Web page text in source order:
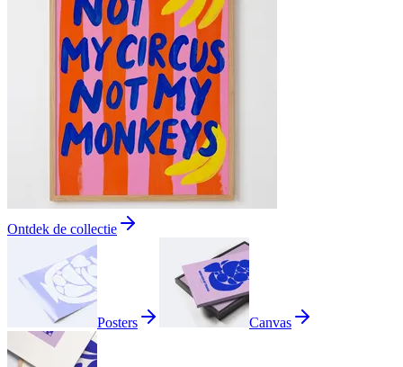
Ontdek de collectie
Posters Canvas